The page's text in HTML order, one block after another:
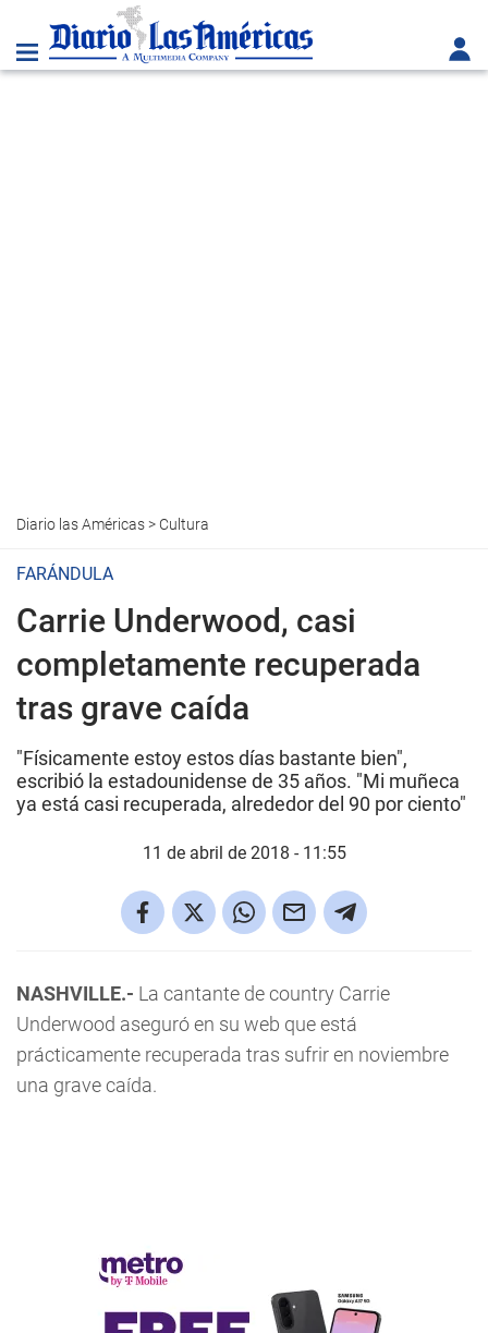
Diario las Américas> Cultura
FARÁNDULA
Carrie Underwood, casi
completamente recuperada
tras grave caída
"Físicamente estoy estos días bastante bien",
escribió la estadounidense de 35 años. "Mi muñeca
ya está casi recuperada, alrededor del 90 por ciento"
11 de abril de 2018 - 11:55
NASHVILLE.- La cantante de country Carrie
Underwood aseguró en su web que está
prácticamente recuperada tras sufrir en noviembre
una grave caída.